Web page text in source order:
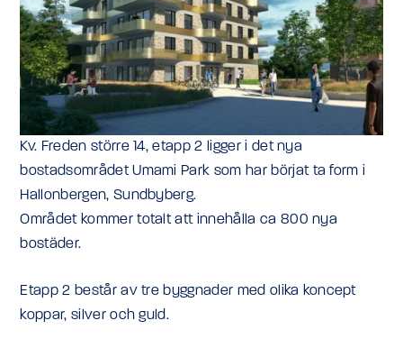
Kv. Freden större 14, etapp 2 ligger i det nya
bostadsområdet Umami Park som har börjat ta form i
Hallonbergen, Sundbyberg.
Området kommer totalt att innehålla ca 800 nya
bostäder.
Etapp 2 består av tre byggnader med olika koncept
koppar, silver och guld.